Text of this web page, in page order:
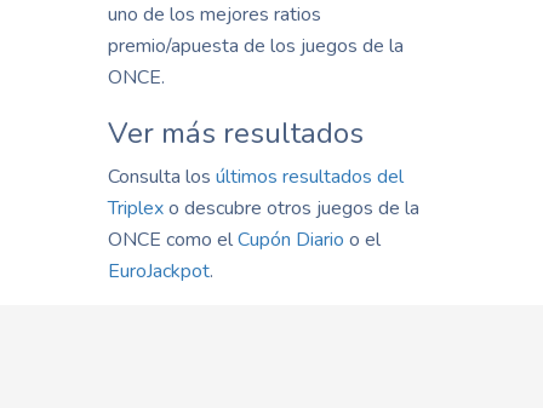
uno de los mejores ratios
premio/apuesta de los juegos de la
ONCE.
Ver más resultados
Consulta los últimos resultados del
Triplexo descubre otros juegos de la
ONCE como elCupón Diario o el
EuroJackpot.